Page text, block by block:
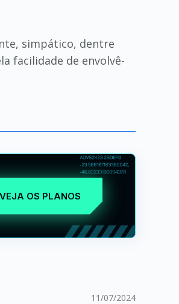
simpático, dentre
facilidade de envolvê-
VEJA OS PLANOS
11/07/2024